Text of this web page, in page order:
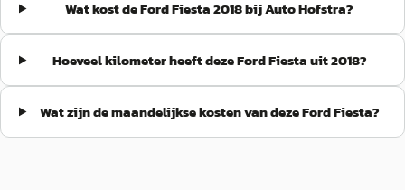
Wat kost de Ford Fiesta 2018 bij Auto Hofstra?
Hoeveel kilometer heeft deze Ford Fiesta uit 2018?
Wat zijn de maandelijkse kosten van deze Ford Fiesta?